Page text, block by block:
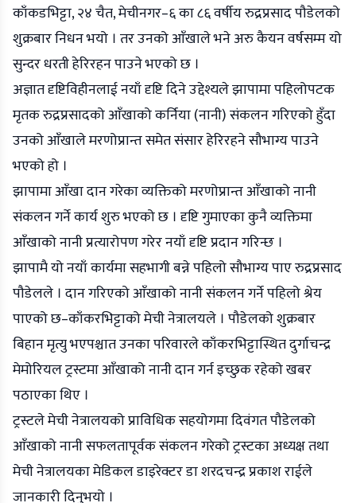
काँकडभिट्टा, २४ चैत, मेचीनगर–६ का ८६ वर्षीय रुद्रप्रसाद पौडेलको
शुक्रबार निधन भयो । तर उनको आँखाले भने अरु कैयन वर्षसम्म यो
सुन्दर धरती हेरिरहन पाउने भएको छ ।
अज्ञात दृष्टिविहीनलाई नयाँ दृष्टि दिने उद्देश्यले झापामा पहिलोपटक
मृतक रुद्रप्रसादको आँखाको कर्निया (नानी) संकलन गरिएको हुँदा
उनको आँखाले मरणोप्रान्त समेत संसार हेरिरहने सौभाग्य पाउने
भएको हो ।
झापामा आँखा दान गरेका व्यक्तिको मरणोप्रान्त आँखाको नानी
संकलन गर्ने कार्य शुरु भएको छ । दृष्टि गुमाएका कुनै व्यक्तिमा
आँखाको नानी प्रत्यारोपण गरेर नयाँ दृष्टि प्रदान गरिन्छ ।
झापामै यो नयाँ कार्यमा सहभागी बन्ने पहिलो सौभाग्य पाए रुद्रप्रसाद
पौडेलले । दान गरिएको आँखाको नानी संकलन गर्ने पहिलो श्रेय
पाएको छ–काँकरभिट्टाको मेची नेत्रालयले । पौडेलको शुक्रबार
बिहान मृत्यु भएपश्चात उनका परिवारले काँकरभिट्टास्थित दुर्गाचन्द्र
मेमोरियल ट्रस्टमा आँखाको नानी दान गर्न इच्छुक रहेको खबर
पठाएका थिए ।
ट्रस्टले मेची नेत्रालयको प्राविधिक सहयोगमा दिवंगत पौडेलको
आँखाको नानी सफलतापूर्वक संकलन गरेको ट्रस्टका अध्यक्ष तथा
मेची नेत्रालयका मेडिकल डाइरेक्टर डा शरदचन्द्र प्रकाश राईले
जानकारी दिनुभयो ।